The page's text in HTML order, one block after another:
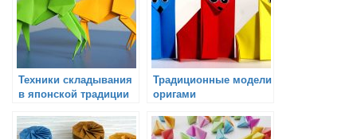
Техники складывания
в японской традиции
Традиционные модели
оригами